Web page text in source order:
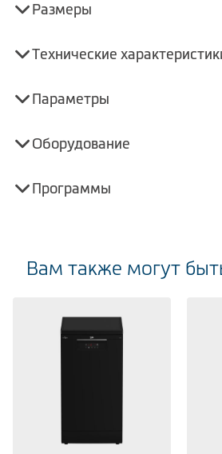
Размеры
Технические
Параметры
Оборудование
Программы
Вам также могут